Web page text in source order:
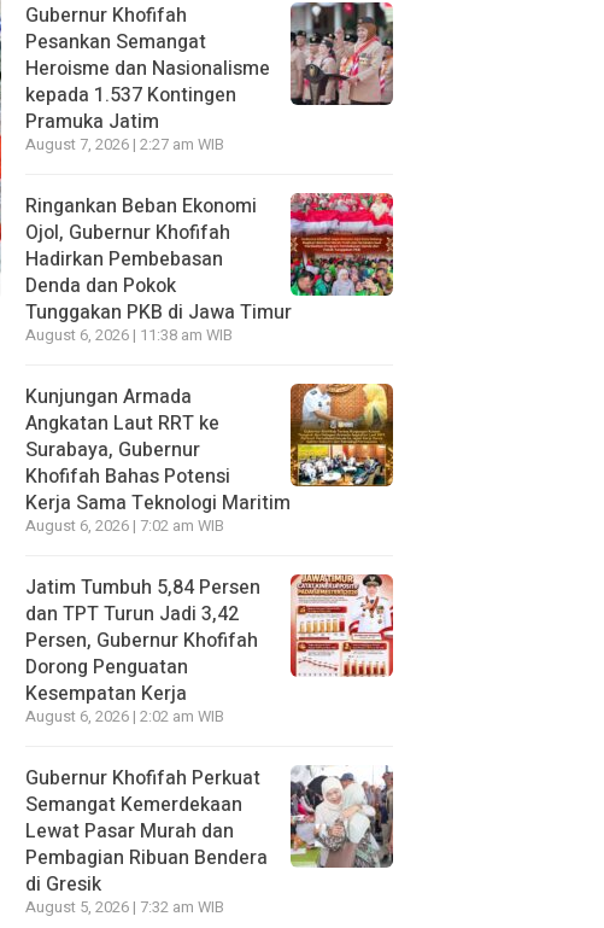
Gubernur Khofifah
Pesankan Semangat
Heroisme dan Nasionalisme
kepada 1.537 Kontingen
Pramuka Jatim
August 7, 2026 | 2:27 am WIB
Ringankan Beban Ekonomi
Ojol, Gubernur Khofifah
Hadirkan Pembebasan
Denda dan Pokok
Tunggakan PKB di Jawa Timur
August 6, 2026 | 11:38 am WIB
Kunjungan Armada
Angkatan Laut RRT ke
Surabaya, Gubernur
Khofifah Bahas Potensi
Kerja Sama Teknologi Maritim
August 6, 2026 | 7:02 am WIB
Jatim Tumbuh 5,84 Persen
dan TPT Turun Jadi 3,42
Persen, Gubernur Khofifah
Dorong Penguatan
Kesempatan Kerja
August 6, 2026 | 2:02 am WIB
Gubernur Khofifah Perkuat
Semangat Kemerdekaan
Lewat Pasar Murah dan
Pembagian Ribuan Bendera
di Gresik
August 5, 2026 | 7:32 am WIB